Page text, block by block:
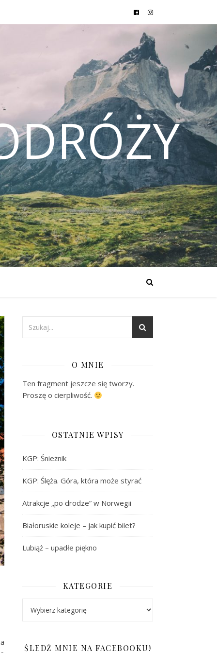
O MNIE
Ten fragment jeszcze się tworzy.
Proszę o cierpliwość.
OSTATNIE WPISY
KGP: Śnieżnik
KGP: Ślęża. Góra, która może styrać
Atrakcje „po drodze” w Norwegii
Białoruskie koleje – jak kupić bilet?
Lubiąż – upadłe piękno
KATEGORIE
ŚLEDŹ MNIE NA FACEBOOKU!